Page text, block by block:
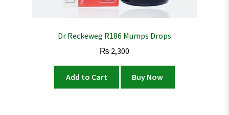
Dr Reckeweg R186 Mumps Drops
₨ 2,300
Add to Cart Buy Now